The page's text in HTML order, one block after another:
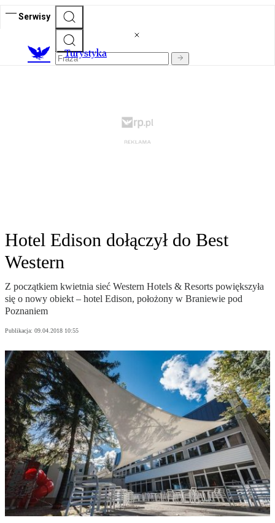
Serwisy
Turystyka
Hotel Edison dołączył do Best
Western
Z początkiem kwietnia sieć Western Hotels & Resorts powiększyła
się o nowy obiekt – hotel Edison, położony w Braniewie pod
Poznaniem
Publikacja: 09.04.2018 10:55